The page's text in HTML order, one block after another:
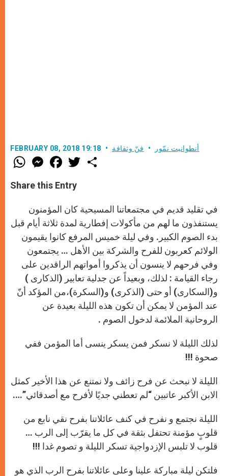
FEBRUARY 08, 2018 19:18 أنطوانيت نمّور فنّ وثقافة
W
h
t
s
p
p
M
e
s
e
g
e
r
F
a
e
b
o
k
w
r
Share this Entry
في تقليد قديم في مجتمعاتنا المسيحية كان المؤمنون
يستنفذون ما لهم من مأكولات إفطارية لمدة ثلاثة أيام قبل
بدء الصوم الكبير. وفي ليلة خميس المرفع كانوا يقيمون
الولائم كعربون للفرح والشركة بين الأهل … يجتمعون
وفي فرحهم لا ينسون أن يذكروا أمواتهم الراقدين على
رجاء القيامة : لذلك، وبعيداً عن جدلية تعابير (الذكارى )
و(السكارى) أو حتى (الذكرى) و(السكرة)،من المؤكد أنّ
عند المؤمن لا يمكن أن تكون هذه الليلة بعيدة عن
الروحانية الملائمة لدخول الصوم .
لذلك الليلة لا نسكر فمن يسكر ينسى أما المؤمن ففي
صحوة !!!
الليلة لا نبحث عن فرح زائف ولا نمتنع عن هذا الأخير كمثل
الابن الأكبر عاتبين “لم تعطني جديًا لأفرح مع أصدقائي”….
الليلة نجتمع و نفرح في كنف عائلاتنا بفرح نقي نابع من
قلوبٍ مؤمنة تحتفل بثقة في كل ما يقرّب إلى الرب …
قلوب لا تلبس الإزدواجية تسكر الليلة و تصوم غدا !!!
فلتكن ليلة مباركة علينا وعلى عائلاتنا بفرح الرب الذي هو